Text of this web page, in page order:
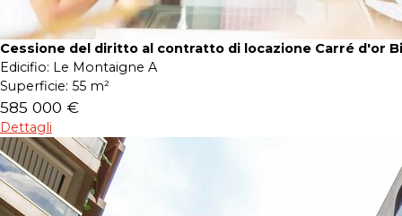
Cessione del diritto al contratto di locazione Carré d'or
Edicifio: Le Montaigne A
Superficie: 55 m²
585 000 €
Dettagli